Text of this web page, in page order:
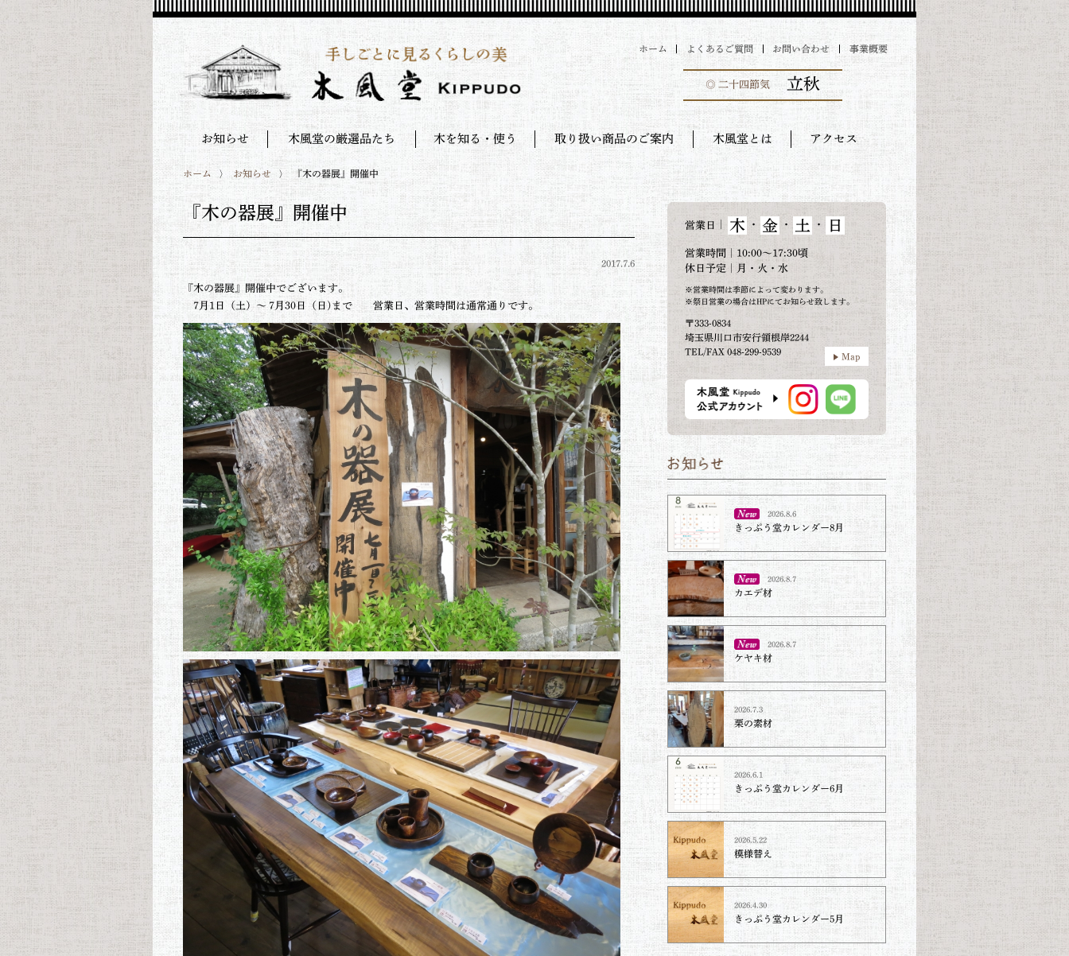
ホーム よくあるご質問 お問い合わせ 事業概要
◎ 二十四節気 立秋
お知らせ 木風堂の厳選品たち 木を知る・使う 取り扱い商品のご案内 木風堂とは アクセス
ホーム お知らせ 『木の器展』開催中
『木の器展』開催中
2017.7.6
『木の器展』開催中でございます。
7月1日（土）～ 7月30日（日)まで 営業日、営業時間は通常通りです。
営業日 木 ・ 金 ・ 土 ・ 日
営業時間｜10:00～17:30頃
休日予定｜月・火・水
※営業時間は季節によって変わります。
※祭日営業の場合はHPにてお知らせ致します。
〒333-0834
埼玉県川口市安行領根岸2244
TEL/FAX 048-299-9539
Map
2026.8.6
きっぷう堂カレンダー8月
2026.8.7
カエデ材
2026.8.7
ケヤキ材⁡
2026.7.3
栗の素材
2026.6.1
きっぷう堂カレンダー6月
2026.5.22
模様替え
2026.4.30
きっぷう堂カレンダー5月